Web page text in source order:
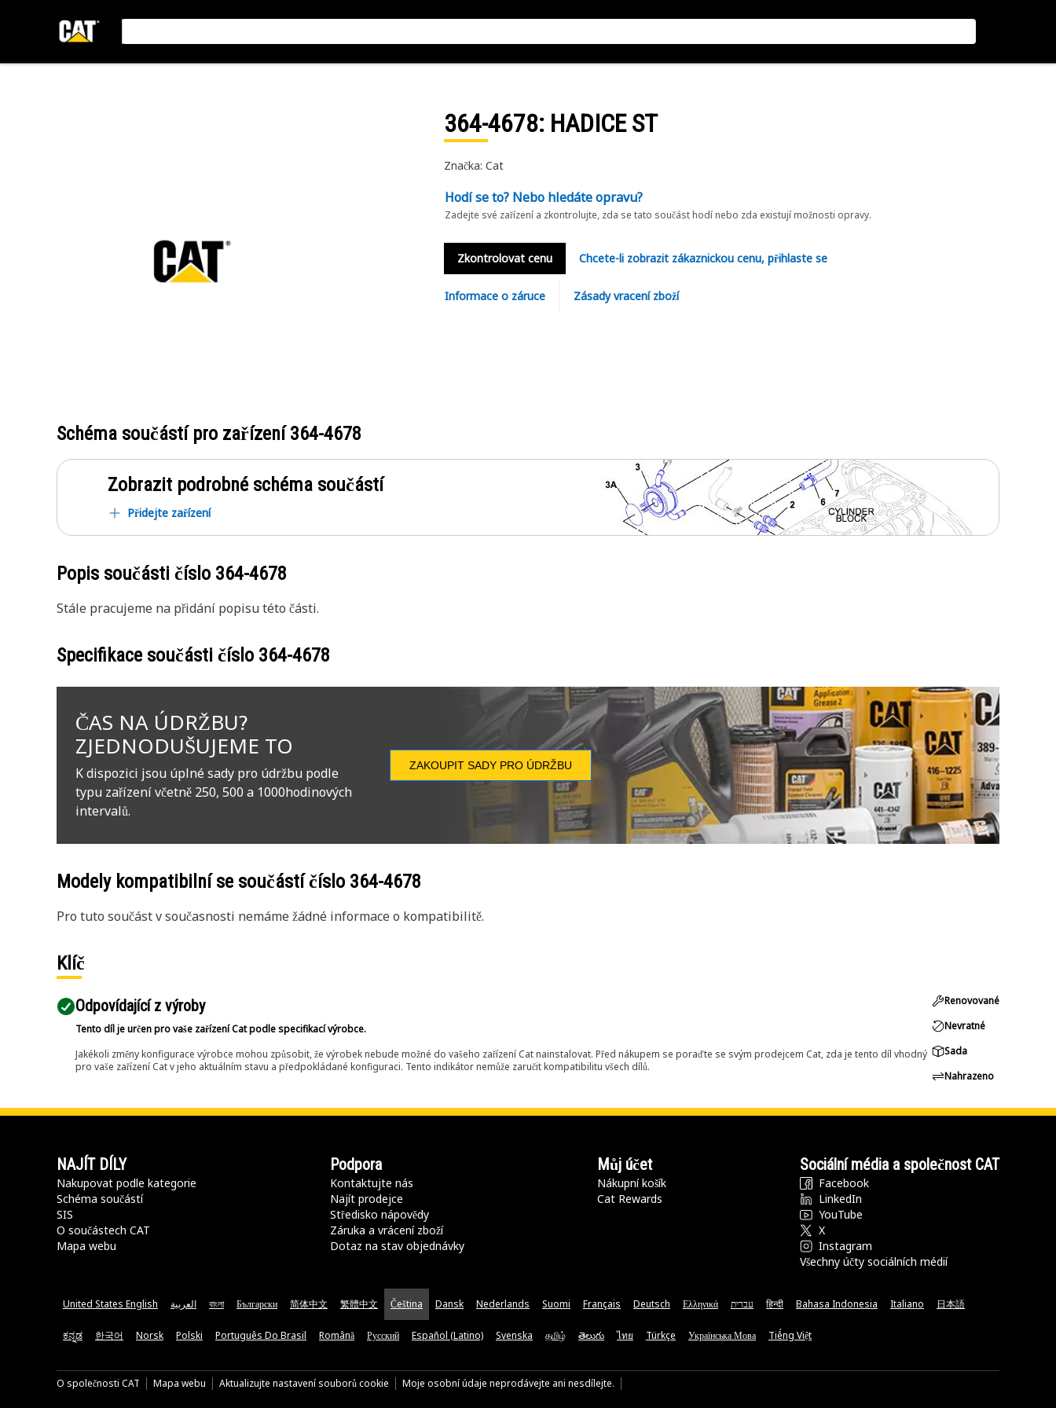
364-4678: HADICE ST
Značka: Cat
Hodí se to? Nebo hledáte opravu?
Zadejte své zařízení a zkontrolujte, zda se tato součást hodí nebo zda existují možnosti opravy.
Zkontrolovat cenu Chcete-li zobrazit zákaznickou cenu, přihlaste se
Informace o záruce Zásady vracení zboží
Schéma součástí pro zařízení364-4678
Zobrazit podrobné schéma součástí
Přidejte zařízení
Popis součásti číslo 364-4678
Stále pracujeme na přidání popisu této části.
Specifikace součásti číslo 364-4678
ČAS NA ÚDRŽBU?
ZJEDNODUŠUJEME TO
K dispozici jsou úplné sady pro údržbu podle
typu zařízení včetně 250, 500 a 1000hodinových
intervalů.
ZAKOUPIT SADY PRO ÚDRŽBU
Modely kompatibilní se součástí číslo 364-4678
Pro tuto součást v současnosti nemáme žádné informace o kompatibilitě.
Klíč
Odpovídající z výroby
Tento díl je určen pro vaše zařízení Cat podle specifikací výrobce.
Jakékoli změny konfigurace výrobce mohou způsobit, že výrobek nebude možné do vašeho zařízení Cat nainstalovat. Před nákupem se poraďte se svým prodejcem Cat, zda je tento díl vhodný
pro vaše zařízení Cat v jeho aktuálním stavu a předpokládané konfiguraci. Tento indikátor nemůže zaručit kompatibilitu všech dílů.
Renovované
Nevratné
Sada
Nahrazeno
NAJÍT DÍLY
Nakupovat podle kategorie
Schéma součástí
SIS
O součástech CAT
Mapa webu
Podpora
Kontaktujte nás
Najít prodejce
Středisko nápovědy
Záruka a vrácení zboží
Dotaz na stav objednávky
Můj účet
Nákupní košík
Cat Rewards
Sociální média a společnost CAT
Facebook
LinkedIn
YouTube
X
Instagram
Všechny účty sociálních médií
United States English العربية বাংলা Български 简体中文 繁體中文 Čeština Dansk Nederlands Suomi Français Deutsch Ελληνικά עברית हिन्दी Bahasa Indonesia Italiano 日本語
ಕನ್ನಡ 한국어 Norsk Polski Português Do Brasil Română Русский Español (Latino) Svenska தமிழ் తెలుగు ไทย Türkçe Українська Мова Tiếng Việt
O společnosti CAT Mapa webu Aktualizujte nastavení souborů cookie Moje osobní údaje neprodávejte ani nesdílejte.